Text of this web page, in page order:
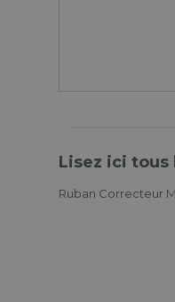
Lisez ici tous
Ruban Correcteur